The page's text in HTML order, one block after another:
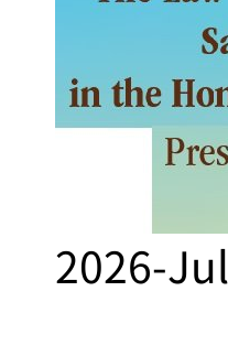
2026-